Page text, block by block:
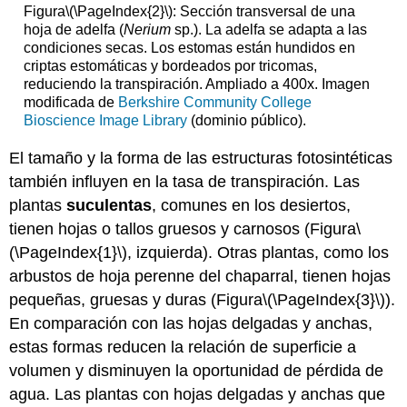
Figura\(\PageIndex{2}\): Sección transversal de una
hoja de adelfa (Neriumsp.). La adelfa se adapta a las
condiciones secas. Los estomas están hundidos en
criptas estomáticas y bordeados por tricomas,
reduciendo la transpiración. Ampliado a 400x. Imagen
modificada de Berkshire Community College
Bioscience Image Library(dominio público).
El tamaño y la forma de las estructuras fotosintéticas
también influyen en la tasa de transpiración. Las
plantassuculentas, comunes en los desiertos,
tienen hojas o tallos gruesos y carnosos (Figura\
(\PageIndex{1}\), izquierda). Otras plantas, como los
arbustos de hoja perenne del chaparral, tienen hojas
pequeñas, gruesas y duras (Figura\(\PageIndex{3}\)).
En comparación con las hojas delgadas y anchas,
estas formas reducen la relación de superficie a
volumen y disminuyen la oportunidad de pérdida de
agua. Las plantas con hojas delgadas y anchas que